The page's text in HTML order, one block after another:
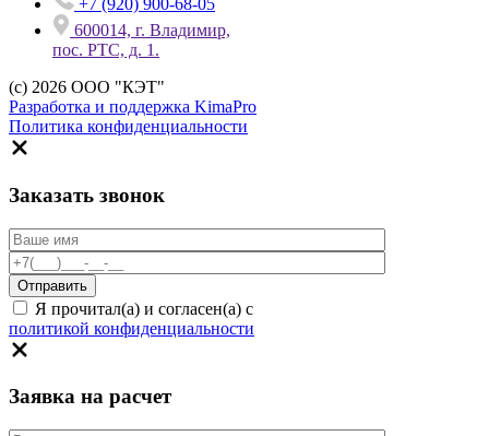
+7 (920) 900-68-05
600014, г. Владимир,
пос. РТС, д. 1.
(c) 2026 ООО "КЭТ"
Разработка и поддержка KimaPro
Политика конфиденциальности
Заказать звонок
Я прочитал(а) и согласен(а) с
политикой конфиденциальности
Заявка на расчет